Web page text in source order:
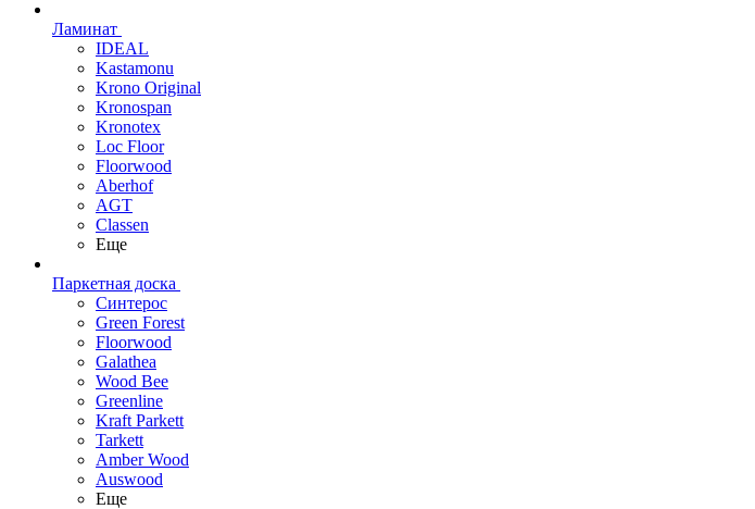
Ламинат
IDEAL
Kastamonu
Krono Original
Kronospan
Kronotex
Loc Floor
Floorwood
Aberhof
AGT
Classen
Еще
Паркетная доска
Синтерос
Green Forest
Floorwood
Galathea
Wood Bee
Greenline
Kraft Parkett
Tarkett
Amber Wood
Auswood
Еще